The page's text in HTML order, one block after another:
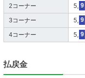
2コーナー 5, 9
3コーナー 5, 9
4コーナー 5, 9
払戻金